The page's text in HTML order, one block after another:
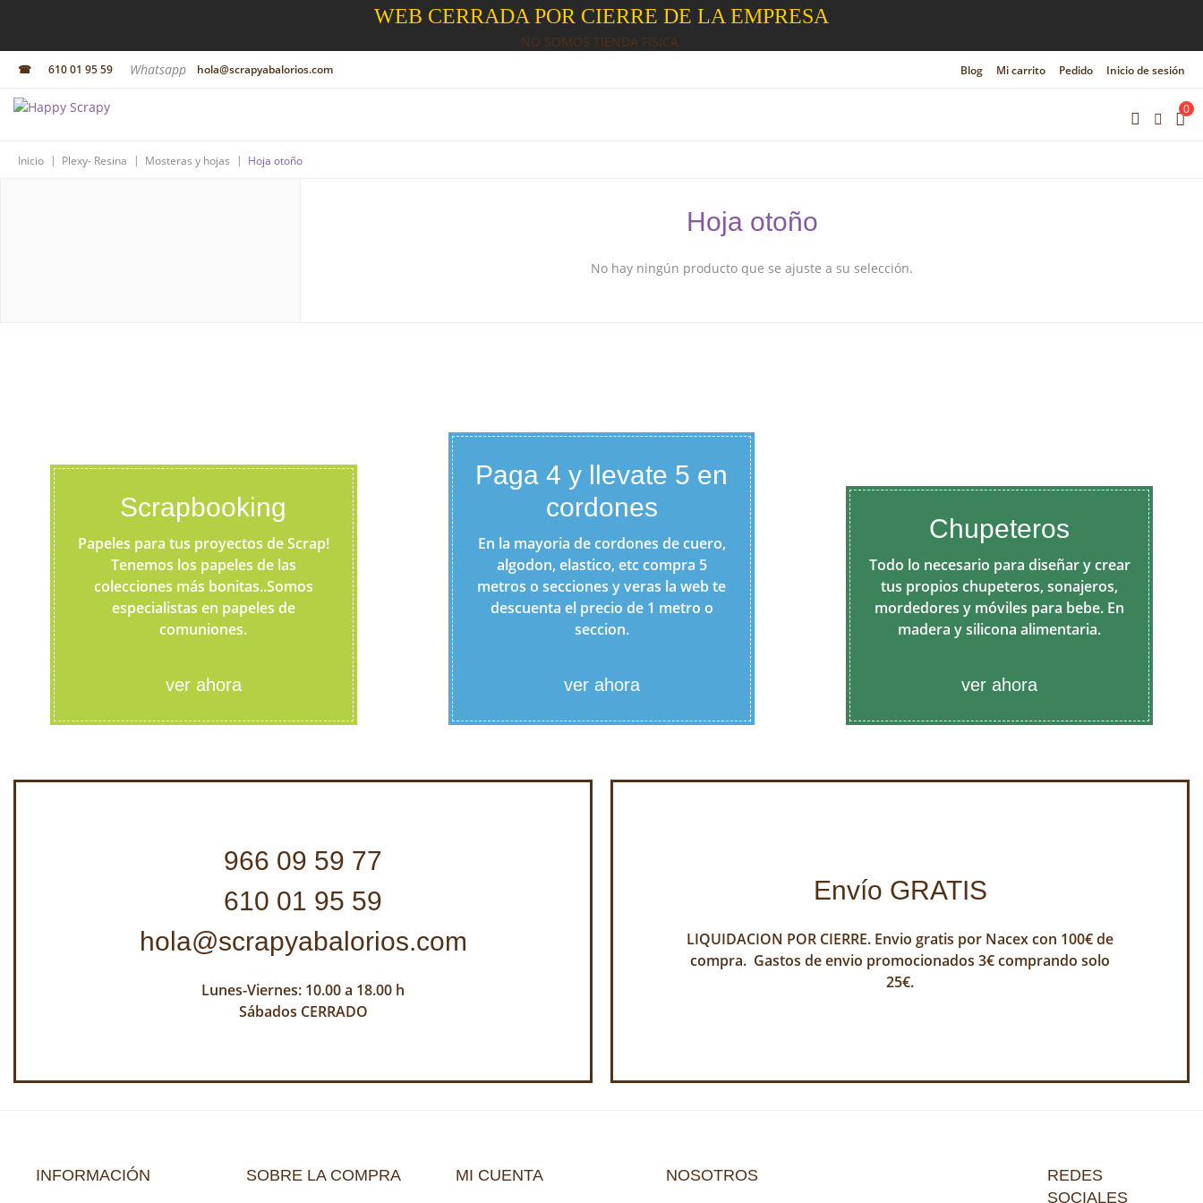
WEB CERRADA POR CIERRE DE LA EMPRESA
NO SOMOS TIENDA FISICA
☎ 610 01 95 59 Whatsapp hola@scrapyabalorios.com Blog Mi carrito Pedido Inicio de sesión
0
Inicio | Plexy- Resina | Mosteras y hojas | Hoja otoño
Hoja otoño
No hay ningún producto que se ajuste a su selección.
Scrapbooking
Papeles para tus proyectos de Scrap!
Tenemos los papeles de las
colecciones más bonitas..Somos
especialistas en papeles de
comuniones.
ver ahora
Paga 4 y llevate 5 en
cordones
En la mayoria de cordones de cuero,
algodon, elastico, etc compra 5
metros o secciones y veras la web te
descuenta el precio de 1 metro o
seccion.
ver ahora
Chupeteros
Todo lo necesario para diseñar y crear
tus propios chupeteros, sonajeros,
mordedores y móviles para bebe. En
madera y silicona alimentaria.
ver ahora
966 09 59 77
610 01 95 59
hola@scrapyabalorios.com
Lunes-Viernes: 10.00 a 18.00 h
Sábados CERRADO
Envío GRATIS
LIQUIDACION POR CIERRE. Envio gratis por Nacex con 100€ de
compra. Gastos de envio promocionados 3€ comprando solo
25€.
REDES
SOCIALES
INFORMACIÓN SOBRE LA COMPRA MI CUENTA NOSOTROS